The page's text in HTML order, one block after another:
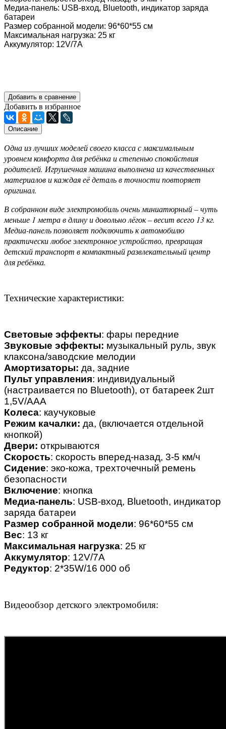
Медиа-панель: USB-вход, Bluetooth, индикатор заряда
батареи
Размер собранной модели: 96*60*55 см
Максимальная нагрузка: 25 кг
Аккумулятор: 12V/7A
Добавить в сравнение
Добавить в избранное
Описание
Одна из лучших моделей своего класса с максимальным
уровнем комфорта для ребёнка и степенью спокойствия
родителей. Игрушечная машина выполнена из качественных
материалов и каждая её деталь в точности повторяет
оригинал.
В собранном виде электромобиль очень миниатюрный – чуть
меньше 1 метра в длину и довольно лёгок – весит всего 13 кг.
Медиа-панель позволяет подключить к автомобилю
практически любое электронное устройство, превращая
детский транспорт в компактный развлекательный центр
для ребёнка.
Технические характеристики:
Световые эффекты: фары передние
Звуковые эффекты: музыкальный руль, звук
клаксона/заводские мелодии
Амортизаторы: да, задние
Пульт управления: индивидуальный
(настраивается по Bluetooth), от батареек 2шт
1,5V/AAA
Колеса: каучуковые
Режим качалки: да, (включается отдельной
кнопкой)
Двери: открываются
Скорость: скорость вперед-назад, 3-5 км/ч
Сидение: эко-кожа, трехточечный ремень
безопасности
Включение: кнопка
Медиа-панель: USB-вход, Bluetooth, индикатор
заряда батареи
Размер собранной модели: 96*60*55 см
Вес: 13 кг
Максимальная нагрузка: 25 кг
Аккумулятор: 12V/7A
Редуктор: 2*35W/16 000 об
Видеообзор детского электромобиля: